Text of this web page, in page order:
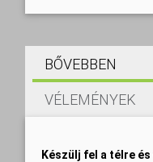
BŐVEBBEN
VÉLEMÉNYEK
Készülj fel a télre